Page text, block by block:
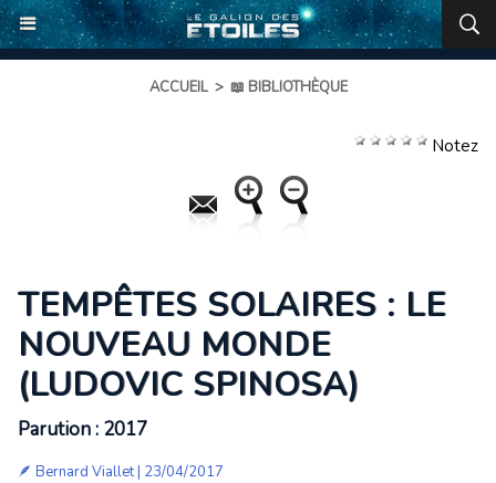
ACCUEIL > 📖 BIBLIOTHÈQUE
Notez
TEMPÊTES SOLAIRES : LE
NOUVEAU MONDE
(LUDOVIC SPINOSA)
Parution : 2017
🪶 Bernard Viallet| 23/04/2017